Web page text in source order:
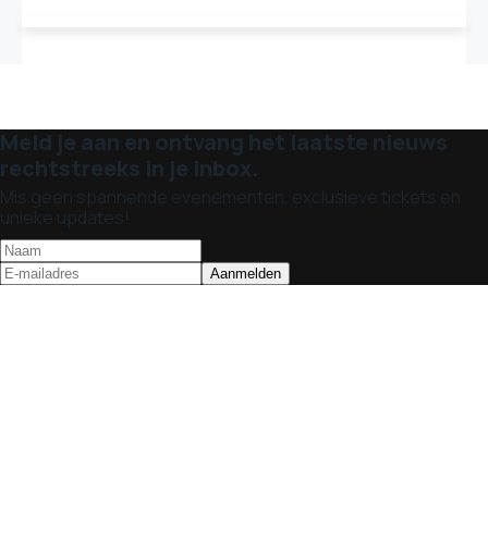
Meld je aan en ontvang het laatste nieuws
rechtstreeks in je inbox.
Mis geen spannende evenementen, exclusieve tickets en
unieke updates!